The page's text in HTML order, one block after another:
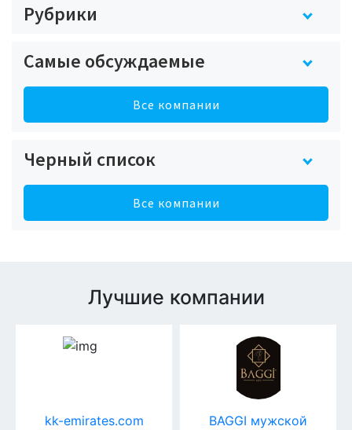
Рубрики
Самые обсуждаемые
Все компании
Черный список
Все компании
Лучшие компании
kk-emirates.com BAGGI мужской